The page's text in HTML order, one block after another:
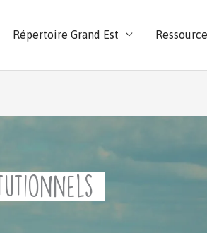
Répertoire Grand Est